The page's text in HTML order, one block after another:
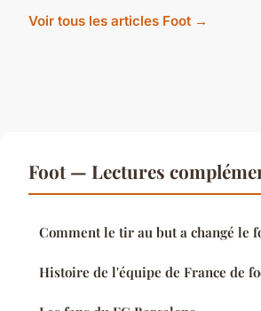
Voir tous les articles Foot →
Foot — Lectures
Comment le tir au but a changé le
Histoire de l'équipe de France de